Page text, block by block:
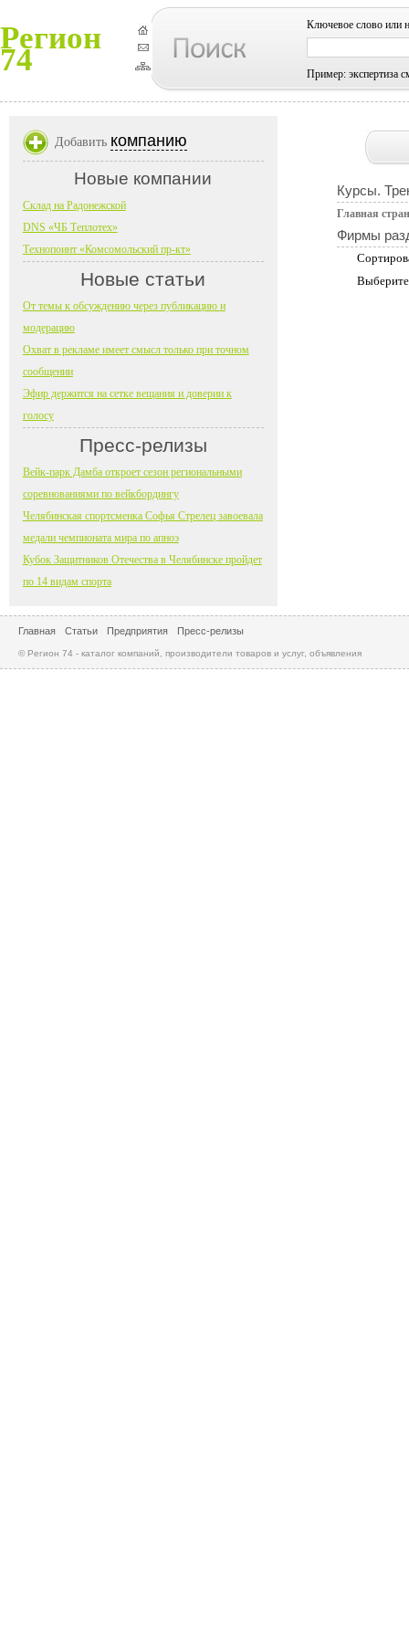
Регион
74
Ключевое слово или
Пример: экспертиза
Курсы.
Главная
Фирмы
Добавить компанию
Новые компании
Склад на Радонежской
DNS «ЧБ Теплотех»
Технопоинт «Комсомольский пр-кт»
Новые статьи
От темы к обсуждению через публикацию и
модерацию
Охват в рекламе имеет смысл только при точном
сообщении
Эфир держится на сетке вещания и доверии к
голосу
Пресс-релизы
Вейк-парк Дамба откроет сезон региональными
соревнованиями по вейкбордингу
Челябинская спортсменка Софья Стрелец завоевала
медали чемпионата мира по апноэ
Кубок Защитников Отечества в Челябинске пройдет
по 14 видам спорта
Главная Статьи Предприятия Пресс-релизы
© Регион 74 - каталог компаний, производители товаров и услуг, объявления